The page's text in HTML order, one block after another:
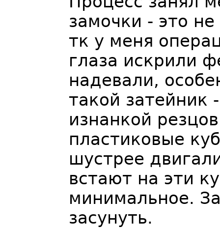
замочки - это
тк у меня
глаза искрили
надевали,
такой затейник
изнанкой
пластиковые
шустрее
встают на эти
минимальное.
засунуть.